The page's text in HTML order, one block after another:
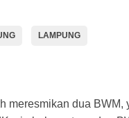
LAMPUNG
meresmikan dua